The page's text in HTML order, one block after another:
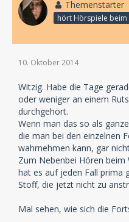
Themenstarter
10. Oktober 2014
Witzig. Habe die Tage
oder weniger an einem
durchgehört.
Wenn man das so als
die man bei den einzelnen
wahrnehmen kann, gar
Zum Nebenbei Hören
hat es auf jeden Fall prima
Stoff, die jetzt nicht zu
Mal sehen, wie sich die